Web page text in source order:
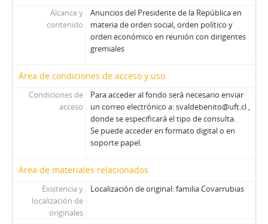
FMA - Fernando Matthei Aubel
Alcance y
contenido
Anuncios del Presidente de la República en
materia de orden social, orden político y
orden económico en reunión con dirigentes
gremiales
Área de condiciones de acceso y uso
Condiciones de
acceso
Para acceder al fondo será necesario enviar
un correo electrónico a: svaldebenito@uft.cl ,
donde se especificará el tipo de consulta.
Se puede acceder en formato digital o en
soporte papel.
Área de materiales relacionados
Existencia y
localización de
originales
Localización de original: familia Covarrubias